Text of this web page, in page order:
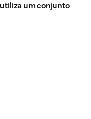
um conjunto